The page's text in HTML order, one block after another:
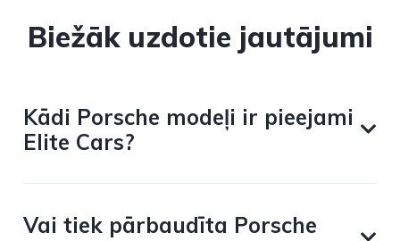
Biežāk uzdotie jautājumi
Kādi Porsche modeļi ir pieejami
Elite Cars?
Vai tiek pārbaudīta Porsche